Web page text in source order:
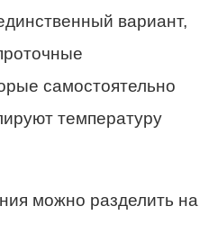
вариант,
самостоятельно
температуру
можно разделить на